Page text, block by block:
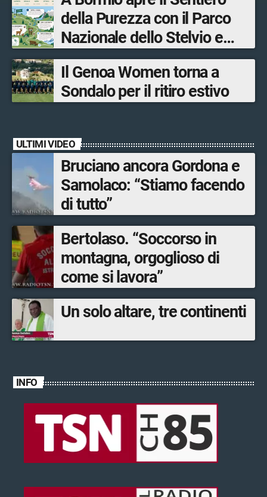
Sondrio, Milano e Como
della Purezza con il Parco
Nazionale dello Stelvio e
Bormio Tourism
Il Genoa Women torna a
Sondalo per il ritiro estivo
ULTIMI VIDEO
Bruciano ancora Gordona e
Samolaco: “Stiamo facendo
di tutto”
Bertolaso. “Soccorso in
montagna, orgoglioso di
come si lavora”
Un solo altare, tre continenti
INFO